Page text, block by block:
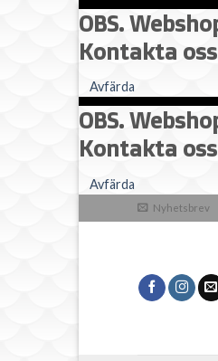
OBS.
Kontakta
Avfärda
OBS.
Kontakta
Avfärda
to
content
Nyhetsbrev